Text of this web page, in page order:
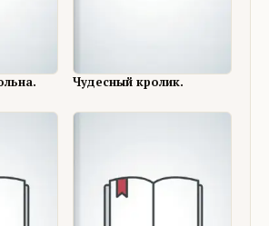
Чудесный кролик.